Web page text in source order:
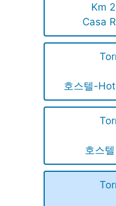
Km
Casa
호스텔-
호스